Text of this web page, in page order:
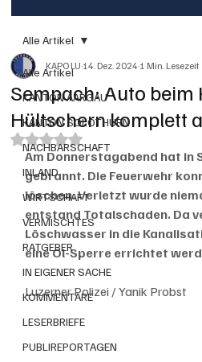
Alle Artikel
KANTON AARGAU
KANTON SOLOTHURN
NACHBARSCHAFT
INLAND
WIRTSCHAFT
VERMISCHTES
RATGEBER
IN EIGENER SACHE
KOMMENTARE
LESERBRIEFE
PUBLIREPORTAGEN
Alle Artikel
Sempach: Auto beim
Hültschern komplett
KAPO LU14. Dez. 20241 Min. Lesezeit
Mit NaN von 5 Sternen bewertet.
Am Donnerstagabend hat in
gebrannt. Die Feuerwehr
löschen. Verletzt wurde
entstand Totalschaden. Da
Löschwasser in die
eine Öl-Sperre errichtet
Luzerner Polizei / Yanik Probst